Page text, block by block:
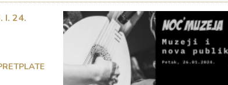
I. 24.